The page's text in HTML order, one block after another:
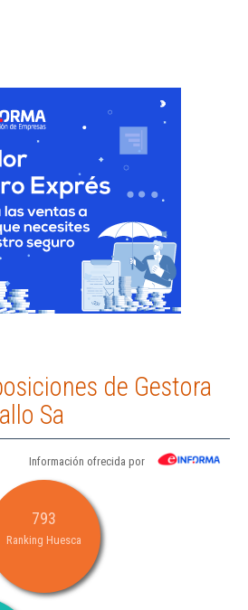
de Gestora
Sa
Información ofrecida por
793
Ranking Huesca